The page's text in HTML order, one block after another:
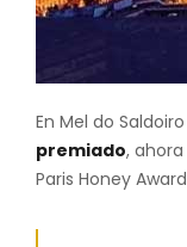
En Mel do
premiado,
Paris Honey